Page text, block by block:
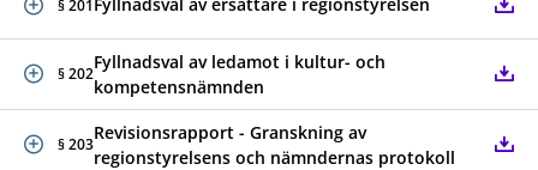
§ 201
§ 202
Fyllnadsval av ledamot i kultur- och
kompetensnämnden
§ 203
Revisionsrapport - Granskning av
regionstyrelsens och nämndernas protokoll